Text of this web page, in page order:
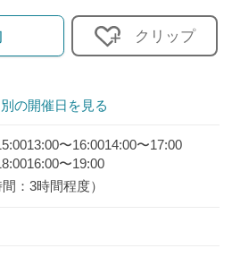
クリップ
別の開催日を見る
13:00〜16:0014:00〜17:00
16:00〜19:00
間：3時間程度）